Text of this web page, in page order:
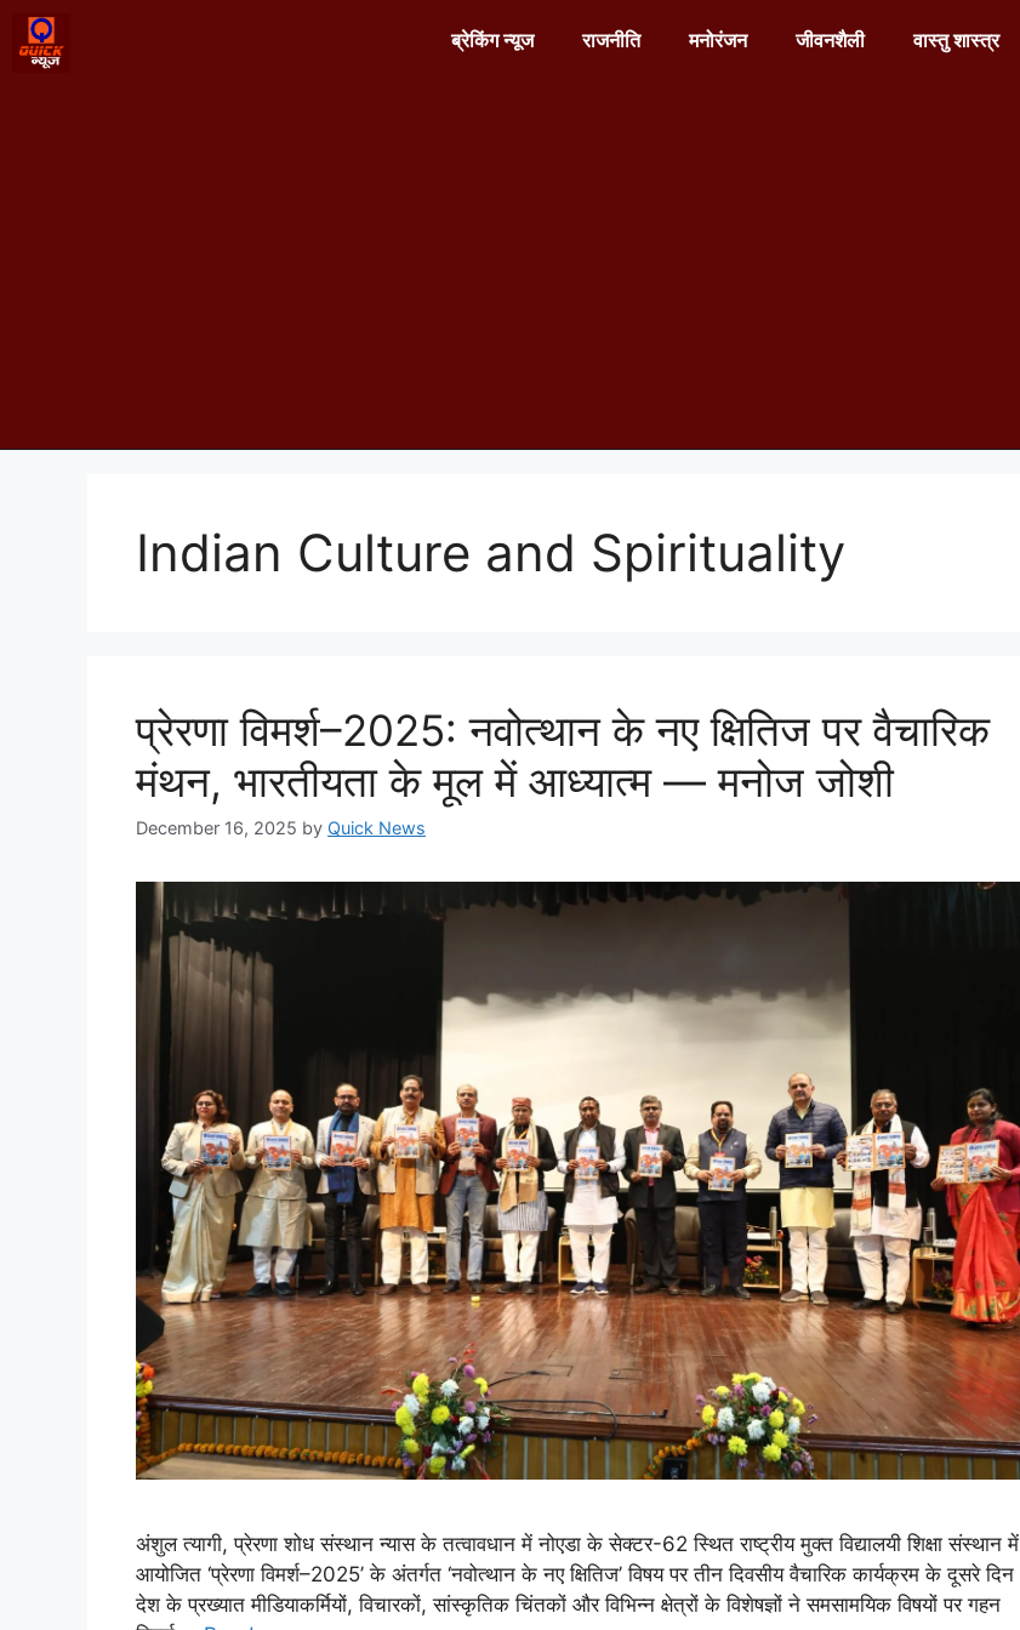
ब्रेकिंग न्यूज राजनीति मनोरंजन जीवनशैली वास्तु शास्त्र
Indian Culture and Spirituality
प्रेरणा विमर्श–2025: नवोत्थान के नए क्षितिज पर वैचारिक
मंथन, भारतीयता के मूल में आध्यात्म — मनोज जोशी
December 16, 2025 by Quick News
अंशुल त्यागी, प्रेरणा शोध संस्थान न्यास के तत्वावधान में नोएडा के सेक्टर-62 स्थित राष्ट्रीय मुक्त विद्यालयी शिक्षा संस्थान में
आयोजित ‘प्रेरणा विमर्श–2025’ के अंतर्गत ‘नवोत्थान के नए क्षितिज’ विषय पर तीन दिवसीय वैचारिक कार्यक्रम के दूसरे दिन
देश के प्रख्यात मीडियाकर्मियों, विचारकों, सांस्कृतिक चिंतकों और विभिन्न क्षेत्रों के विशेषज्ञों ने समसामयिक विषयों पर गहन